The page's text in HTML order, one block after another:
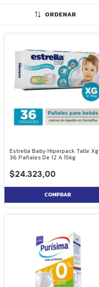
ORDENAR
Estrella Baby Hiperpack Talle Xg
36 Pañales De 12 A 15kg
$24.323,00